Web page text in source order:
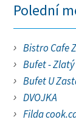
Polední
Bistro Cafe
Bufet -
Bufet U
DVOJKA
Filda